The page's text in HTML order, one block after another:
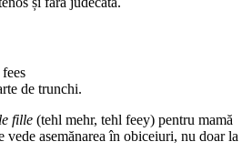
de trunchi.
fille (tehl mehr, tehl feey) pentru mamă
vede asemănarea în obiceiuri, nu doar la